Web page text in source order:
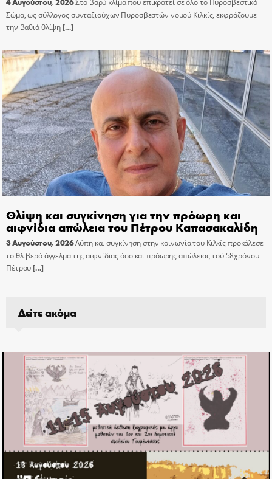
Σώμα, ως σύλλογος συνταξιούχων Πυροσβεστών νομού Κιλκίς, εκφράζουμε
την βαθιά θλίψη[…]
Θλίψη και συγκίνηση για την πρόωρη και
αιφνίδια απώλεια του Πέτρου Καπασακαλίδη
3 Αυγούστου, 2026Λύπη και συγκίνηση στην κοινωνία του Κιλκίς προκάλεσε
το θλιβερό άγγελμα της αιφνίδιας όσο και πρόωρης απώλειας τού 58χρόνου
Πέτρου[…]
Δείτε ακόμα